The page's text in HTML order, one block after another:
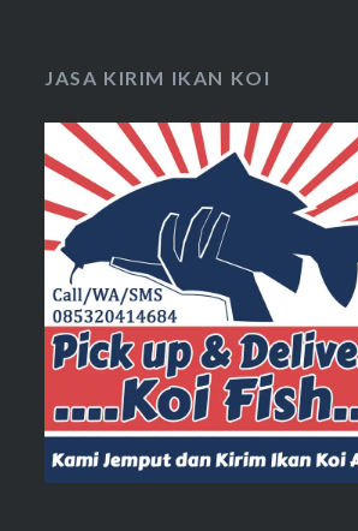
JASA KIRIM IKAN KOI